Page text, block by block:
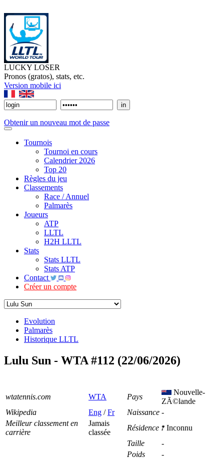
LUCKY LOSER
Pronos (gratos), stats, etc.
Version mobile ici
Obtenir un nouveau mot de passe
Tournois
Tournoi en cours
Calendrier 2026
Top 20
Règles du jeu
Classements
Race / Annuel
Palmarès
Joueurs
ATP
LLTL
H2H LLTL
Stats
Stats LLTL
Stats ATP
Contact
Créer un compte
Evolution
Palmarès
Historique LLTL
Lulu Sun - WTA #112 (22/06/2026)
wtatennis.com WTA Pays
Nouvelle-
ZÃ©lande
Wikipedia
Eng /Fr Naissance -
Meilleur classement en
carrière
Jamais
classée
Résidence
Inconnu
Taille
-
Poids
-